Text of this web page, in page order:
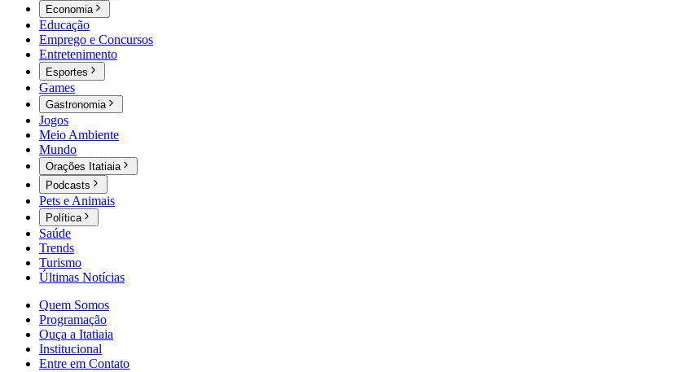
Economia
Educação
Emprego e Concursos
Entretenimento
Esportes
Games
Gastronomia
Jogos
Meio Ambiente
Mundo
Orações Itatiaia
Podcasts
Pets e Animais
Política
Saúde
Trends
Turismo
Últimas Notícias
Quem Somos
Programação
Ouça a Itatiaia
Institucional
Entre em Contato